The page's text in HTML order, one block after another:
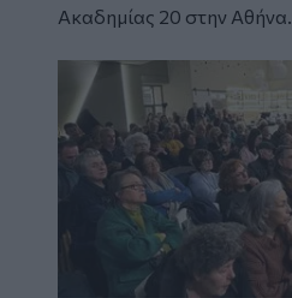
Ακαδημίας 20 στην Αθήνα.
Image